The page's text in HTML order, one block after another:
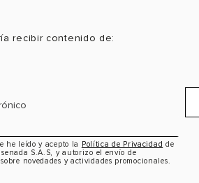
recibir contenido de:
he leído y acepto la Política de Privacidad de
S.A.S, y autorizo el envío de
novedades y actividades promocionales.